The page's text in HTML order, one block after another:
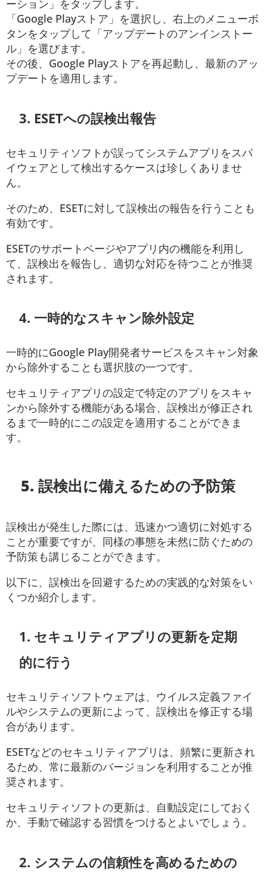
ーション」をタップします。
「Google Playストア」を選択し、右上のメニューボ
タンをタップして「アップデートのアンインストー
ル」を選びます。
その後、Google Playストアを再起動し、最新のアッ
プデートを適用します。
3. ESETへの誤検出報告
セキュリティソフトが誤ってシステムアプリをスパ
イウェアとして検出するケースは珍しくありませ
ん。
そのため、ESETに対して誤検出の報告を行うことも
有効です。
ESETのサポートページやアプリ内の機能を利用し
て、誤検出を報告し、適切な対応を待つことが推奨
されます​。
4. 一時的なスキャン除外設定
一時的にGoogle Play開発者サービスをスキャン対象
から除外することも選択肢の一つです。
セキュリティアプリの設定で特定のアプリをスキャ
ンから除外する機能がある場合、誤検出が修正され
るまで一時的にこの設定を適用することができま
す。
5. 誤検出に備えるための予防策
誤検出が発生した際には、迅速かつ適切に対処する
ことが重要ですが、同様の事態を未然に防ぐための
予防策も講じることができます。
以下に、誤検出を回避するための実践的な対策をい
くつか紹介します。
1. セキュリティアプリの更新を定期
的に行う
セキュリティソフトウェアは、ウイルス定義ファイ
ルやシステムの更新によって、誤検出を修正する場
合があります。
ESETなどのセキュリティアプリは、頻繁に更新され
るため、常に最新のバージョンを利用することが推
奨されます。
セキュリティソフトの更新は、自動設定にしておく
か、手動で確認する習慣をつけるとよいでしょう。
2. システムの信頼性を高めるための